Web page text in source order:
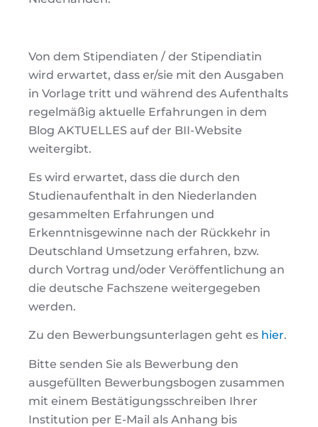
Von dem Stipendiaten / der Stipendiatin
wird erwartet, dass er/sie mit den Ausgaben
in Vorlage tritt und während des Aufenthalts
regelmäßig aktuelle Erfahrungen in dem
Blog AKTUELLES auf der BII-Website
weitergibt.
Es wird erwartet, dass die durch den
Studienaufenthalt in den Niederlanden
gesammelten Erfahrungen und
Erkenntnisgewinne nach der Rückkehr in
Deutschland Umsetzung erfahren, bzw.
durch Vortrag und/oder Veröffentlichung an
die deutsche Fachszene weitergegeben
werden.
Zu den Bewerbungsunterlagen geht es hier.
Bitte senden Sie als Bewerbung den
ausgefüllten Bewerbungsbogen zusammen
mit einem Bestätigungsschreiben Ihrer
Institution per E-Mail als Anhang bis